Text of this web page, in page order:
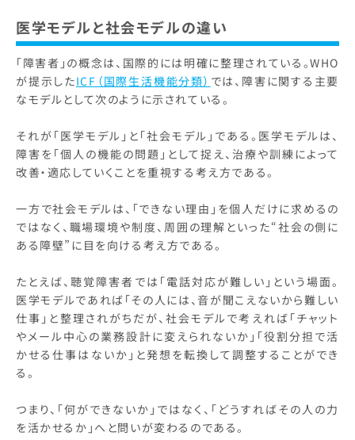
医学モデルと社会モデルの違い
「障害者」の概念は、国際的には明確に整理されている。WHO
が提示したICF（国際生活機能分類） では、障害に関する主要
なモデルとして次のように示されている。
それが「医学モデル」と「社会モデル」である。医学モデルは、
障害を「個人の機能の問題」として捉え、治療や訓練によって
改善・適応していくことを重視する考え方である。
一方で社会モデルは、「できない理由」を個人だけに求めるの
ではなく、職場環境や制度、周囲の理解といった“社会の側に
ある障壁”に目を向ける考え方である。
たとえば、聴覚障害者では「電話対応が難しい」という場面。
医学モデルであれば「その人には、音が聞こえないから難しい
仕事」と整理されがちだが、社会モデルで考えれば「チャット
やメール中心の業務設計に変えられないか」「役割分担で活
かせる仕事はないか」と発想を転換して調整することができ
る。
つまり、「何ができないか」ではなく、「どうすればその人の力
を活かせるか」へと問いが変わるのである。